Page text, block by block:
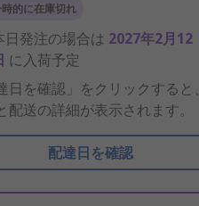
時的に在庫切れ
日発注の場合は 2027年2月12
に入荷予定
日を確認」をクリックすると、
配送の詳細が表示されます。
配達日を確認